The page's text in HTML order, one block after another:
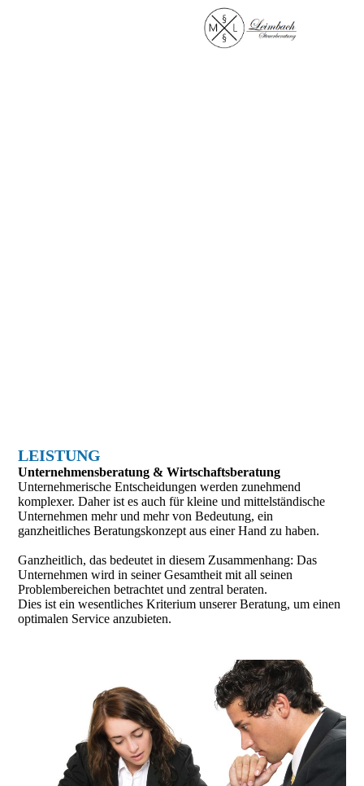
LEISTUNG
Unternehmens­beratung & Wirtschafts­beratung
Unternehmerische Entscheidungen werden zunehmend
komplexer. Daher ist es auch für kleine und mittelständische
Unternehmen mehr und mehr von Bedeutung, ein
ganzheitliches Beratungskonzept aus einer Hand zu haben.
Ganzheitlich, das bedeutet in diesem Zusammenhang: Das
Unternehmen wird in seiner Gesamtheit mit all seinen
Problembereichen betrachtet und zentral beraten.
Dies ist ein wesentliches Kriterium unserer Beratung, um einen
optimalen Service anzubieten.